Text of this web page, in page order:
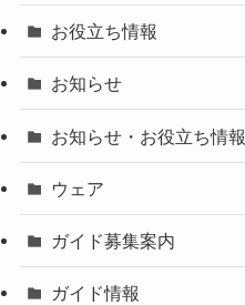
お役立ち情報
お知らせ
お知らせ・お役立ち情報
ウェア
ガイド募集案内
ガイド情報